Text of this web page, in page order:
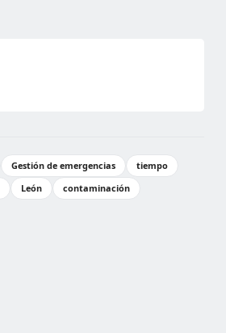
Gestión de emergencias
tiempo
León
contaminación